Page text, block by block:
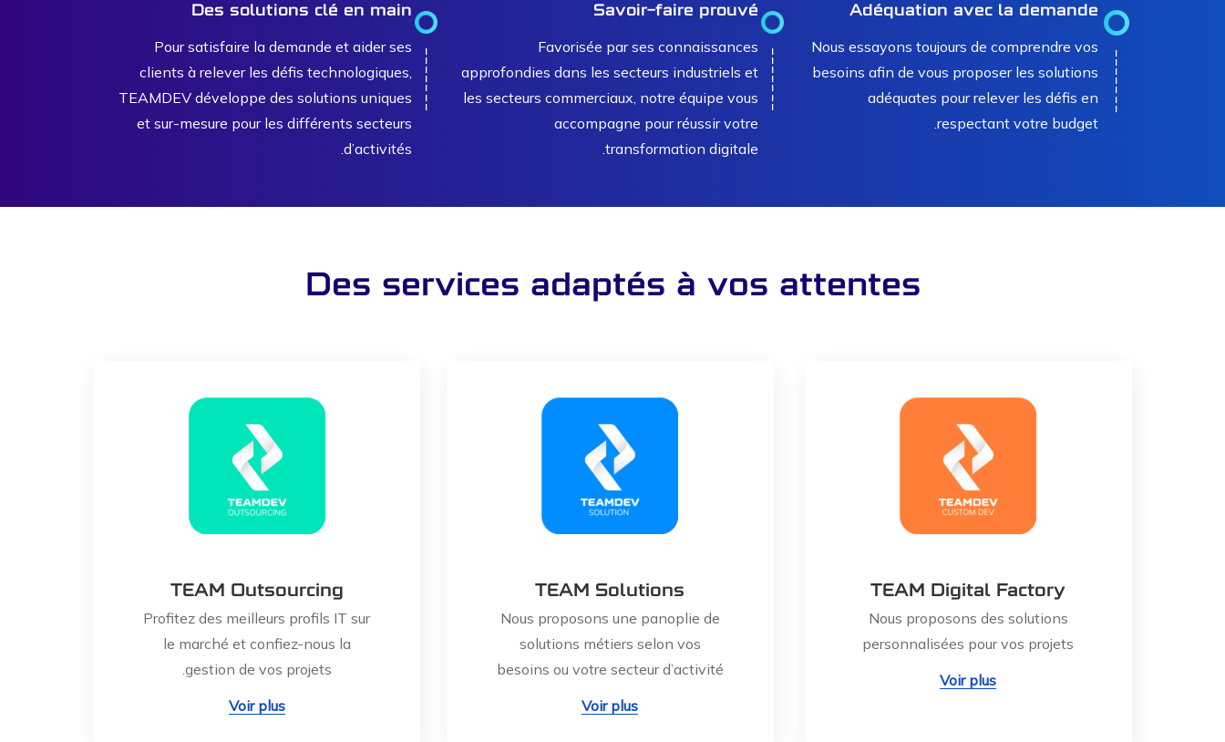
Adéquation avec la demande
Nous essayons toujours de comprendre vos
besoins afin de vous proposer les solutions
adéquates pour relever les défis en
respectant votre budget.
Savoir-faire prouvé
Favorisée par ses connaissances
approfondies dans les secteurs industriels et
les secteurs commerciaux, notre équipe vous
accompagne pour réussir votre
transformation digitale.
Des solutions clé en main
Pour satisfaire la demande et aider ses
clients à relever les défis technologiques,
TEAMDEV développe des solutions uniques
et sur-mesure pour les différents secteurs
d’activités.
Des services adaptés à vos attentes
TEAM Digital Factory
Nous proposons des solutions
personnalisées pour vos projets
Voir plus
TEAM Solutions
Nous proposons une panoplie de
solutions métiers selon vos
besoins ou votre secteur d’activité
Voir plus
TEAM Outsourcing
Profitez des meilleurs profils IT sur
le marché et confiez-nous la
gestion de vos projets.
Voir plus